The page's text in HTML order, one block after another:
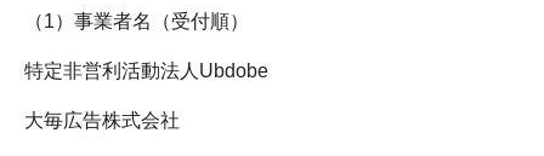
（1）事業者名（受付順）
特定非営利活動法人Ubdobe
大毎広告株式会社